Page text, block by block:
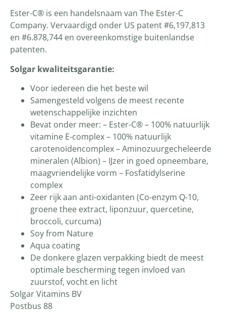
Ester-C® is een handelsnaam van The Ester-C
Company. Vervaardigd onder US patent #6,197,813
en #6.878,744 en overeenkomstige buitenlandse
patenten.
Solgar kwaliteitsgarantie:
Voor iedereen die het beste wil
Samengesteld volgens de meest recente
wetenschappelijke inzichten
Bevat onder meer: – Ester-C® – 100% natuurlijk
vitamine E-complex – 100% natuurlijk
carotenoïdencomplex – Aminozuurgecheleerde
mineralen (Albion) – IJzer in goed opneembare,
maagvriendelijke vorm – Fosfatidylserine
complex
Zeer rijk aan anti-oxidanten (Co-enzym Q-10,
groene thee extract, liponzuur, quercetine,
broccoli, curcuma)
Soy from Nature
Aqua coating
De donkere glazen verpakking biedt de meest
optimale bescherming tegen invloed van
zuurstof, vocht en licht
Solgar Vitamins BV
Postbus 88